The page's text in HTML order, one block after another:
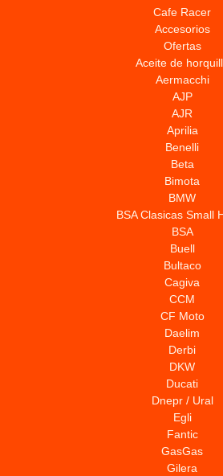
Cafe Racer
Accesorios
Ofertas
Aceite de
Aermacchi
AJP
AJR
Aprilia
Benelli
Beta
Bimota
BMW
BSA Clasicas Small
BSA
Buell
Bultaco
Cagiva
CCM
CF Moto
Daelim
Derbi
DKW
Ducati
Dnepr / Ural
Egli
Fantic
GasGas
Gilera